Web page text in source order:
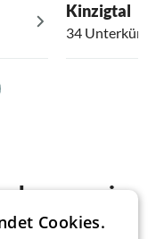
Kinzigtal
34
in
Cookies.